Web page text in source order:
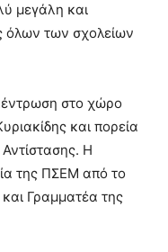
μεγάλη και
όλων των σχολείων
στο χώρο
και πορεία
Η
της ΠΣΕΜ από το
Γραμματέα της